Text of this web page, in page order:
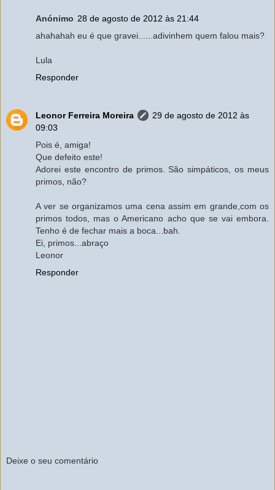
Anónimo 28 de agosto de 2012 às 21:44
ahahahah eu é que gravei......adivinhem quem falou mais?
Lula
Responder
Leonor Ferreira Moreira
29 de agosto de 2012 às
09:03
Pois é, amiga!
Que defeito este!
Adorei este encontro de primos. São simpáticos, os meus
primos, não?
A ver se organizamos uma cena assim em grande,com os
primos todos, mas o Americano acho que se vai embora.
Tenho é de fechar mais a boca...bah.
Ei, primos...abraço
Leonor
Responder
Deixe o seu comentário